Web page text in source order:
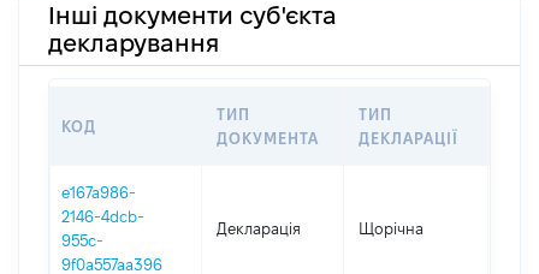
Інші документи суб'єкта
декларування
КОД
ТИП
ДОКУМЕНТА
ТИП
ДЕКЛАРАЦІЇ
e167a986-
2146-4dcb-
955c-
9f0a557aa396
Декларація Щорічна